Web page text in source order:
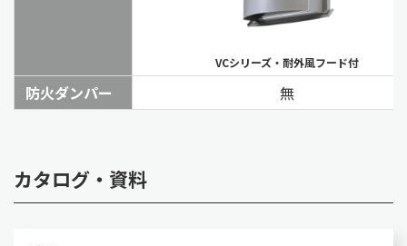
VCシリーズ・耐外風フード付
防火ダンパー 無
カタログ・資料